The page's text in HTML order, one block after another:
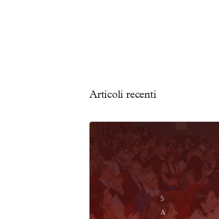
Articoli recenti
5
A